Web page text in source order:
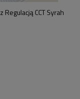
CCT Syrah